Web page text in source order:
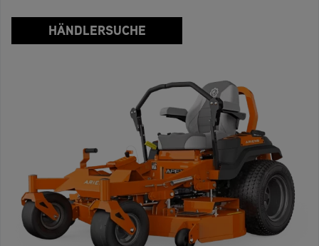
HÄNDLERSUCHE